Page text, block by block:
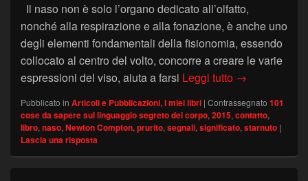
Il naso non è solo l’organo dedicato all’olfatto,
nonché alla respirazione e alla fonazione, è anche uno
degli elementi fondamentali della fisionomia, essendo
collocato al centro del volto, concorre a creare le varie
espressioni del viso, aiuta a farsi Leggi tutto Ti prude il
→
Pubblicato in Articoli e Pubblicazioni, I miei libri | Contrassegnato 101
cose da sapere sul linguaggio segreto del corpo, 2015, contatto,
libro, naso, Newton Compton, prurito, segnali, significato, starnuto |
Lascia una risposta